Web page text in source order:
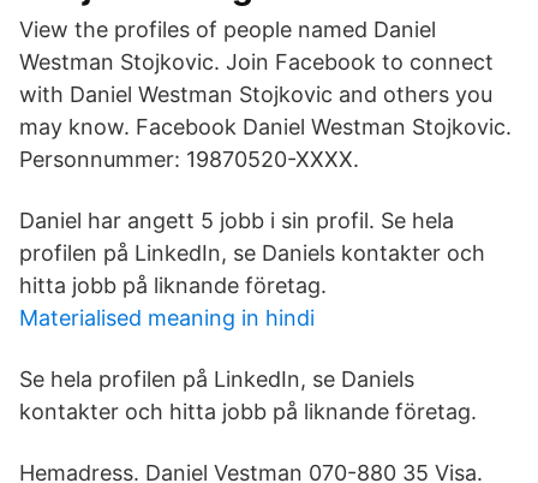
View the profiles of people named Daniel
Westman Stojkovic. Join Facebook to connect
with Daniel Westman Stojkovic and others you
may know. Facebook Daniel Westman Stojkovic.
Personnummer: 19870520-XXXX.
Daniel har angett 5 jobb i sin profil. Se hela
profilen på LinkedIn, se Daniels kontakter och
hitta jobb på liknande företag.
Materialised meaning in hindi
Se hela profilen på LinkedIn, se Daniels
kontakter och hitta jobb på liknande företag.
Hemadress. Daniel Vestman 070-880 35 Visa.